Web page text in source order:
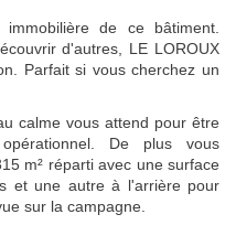
immobilière de ce bâtiment.
d'autres, LE LOROUX
Parfait si vous cherchez un
calme vous attend pour être
De plus vous
m² réparti avec une surface
et une autre à l'arrière pour
sur la campagne.